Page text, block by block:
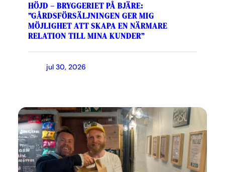
HÖJD – BRYGGERIET PÅ BJÄRE:
”GÅRDSFÖRSÄLJNINGEN GER MIG
MÖJLIGHET ATT SKAPA EN NÄRMARE
RELATION TILL MINA KUNDER”
jul 30, 2026